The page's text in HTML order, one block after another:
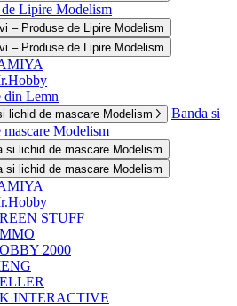
de Lipire Modelism
– Produse de Lipire Modelism
– Produse de Lipire Modelism
din Lemn
lichid de mascare Modelism
Banda si
Modelism
si lichid de mascare Modelism
si lichid de mascare Modelism
STUFF
2000
INTERACTIVE